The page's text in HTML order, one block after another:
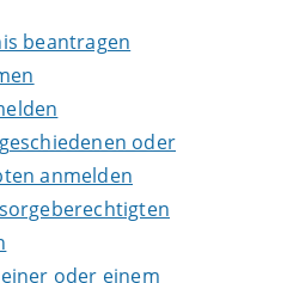
beantragen
oder
anmelden
oder einem